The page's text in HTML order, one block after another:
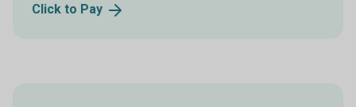
Click to Pay